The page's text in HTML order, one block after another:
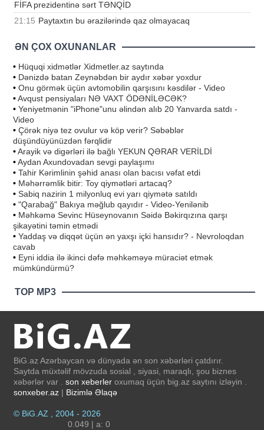
FİFA prezidentinə sərt TƏNQİD
21:15 Paytaxtın bu ərazilərində qaz olmayacaq
ƏN ÇOX OXUNANLAR
• Hüquqi xidmətlər Xidmetler.az saytında
• Dənizdə batan Zeynəbdən bir aydır xəbər yoxdur
• Onu görmək üçün avtomobilin qarşısını kəsdilər - Video
•Avqust pensiyaları NƏ VAXT ÖDƏNİLƏCƏK?
• Yeniyetmənin "iPhone"unu əlindən alıb 20 Yanvarda satdı -
Video
• Çörək niyə tez ovulur və köp verir? Səbəblər
düşündüyünüzdən fərqlidir
•Arayik və digərləri ilə bağlı YEKUN QƏRAR VERİLDİ
•Aydan Axundovadan sevgi paylaşımı
• Tahir Kərimlinin şəhid anası olan bacısı vəfat etdi
• Məhərrəmlik bitir: Toy qiymətləri artacaq?
• Sabiq nazirin 1 milyonluq evi yarı qiymətə satıldı
• "Qarabağ" Bakıya məğlub qayıdır - Video-Yenilənib
• Məhkəmə Sevinc Hüseynovanın Səidə Bəkirqızına qarşı
şikayətini təmin etmədi
• Yaddaş və diqqət üçün ən yaxşı içki hansıdır? - Nevroloqdan
cavab
• Eyni iddia ilə ikinci dəfə məhkəməyə müraciət etmək
mümkündürmü?
TOP MP3
BiG.az Azərbaycan və dünyada ən son xəbərləri çatdırır.
Saytda müxtəlif mövzuda sosial , siyasi, maraqlı, şou biznes
xəbərlər var . son xeberler oxumaq üçün big.az saytını izləyin .
sonxeber.az | Bizimlə Əlaqə
© BiG.AZ , 2004 - 2026
0.049 | a: 0